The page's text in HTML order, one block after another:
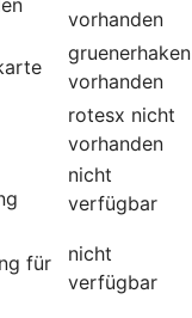
vorhanden
gruenerhaken
vorhanden
rotesx nicht
vorhanden
nicht
verfügbar
für
nicht
verfügbar